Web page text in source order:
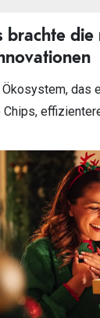
brachte die
das